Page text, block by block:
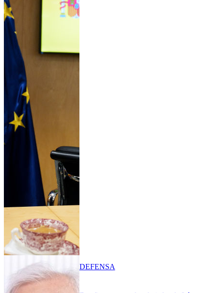
DEFENSA